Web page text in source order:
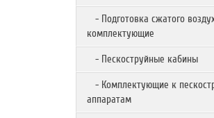
- Подготовка сжатого
комплектующие
- Пескоструйные кабины
- Комплектующие к
аппаратам